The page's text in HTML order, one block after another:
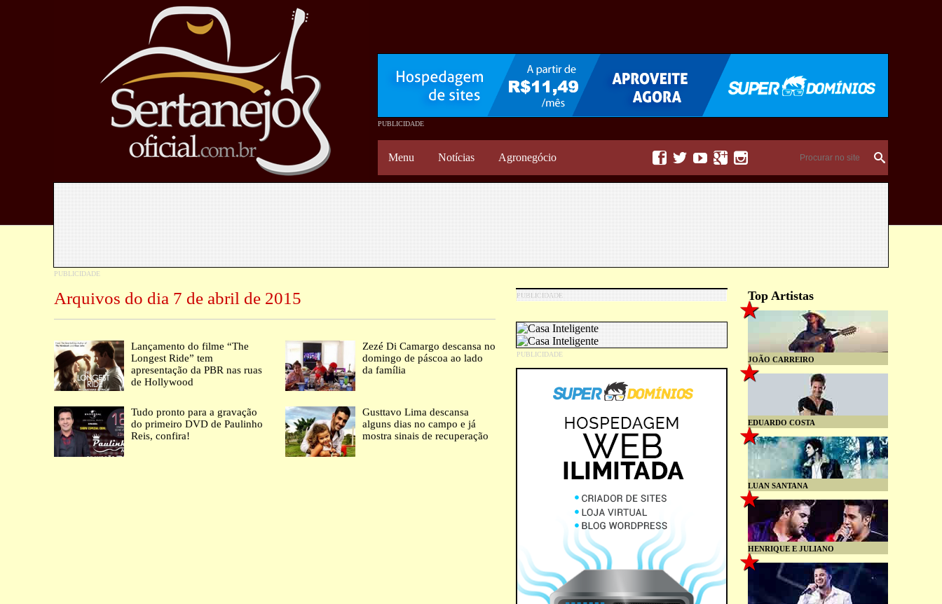
Menu Notícias Agronegócio     
Arquivos do dia 7 de abril de 2015
Lançamento do filme “The
Longest Ride” tem
apresentação da PBR nas ruas
de Hollywood
Zezé Di Camargo descansa no
domingo de páscoa ao lado
da família
Tudo pronto para a gravação
do primeiro DVD de Paulinho
Reis, confira!
Gusttavo Lima descansa
alguns dias no campo e já
mostra sinais de recuperação
Top Artistas
JOÃO CARREIRO
EDUARDO COSTA
LUAN SANTANA
HENRIQUE E JULIANO